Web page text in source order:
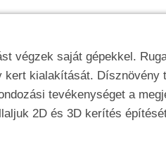
végzek saját gépekkel.
kert kialakítását.
tevékenységet a
2D és 3D kerítés